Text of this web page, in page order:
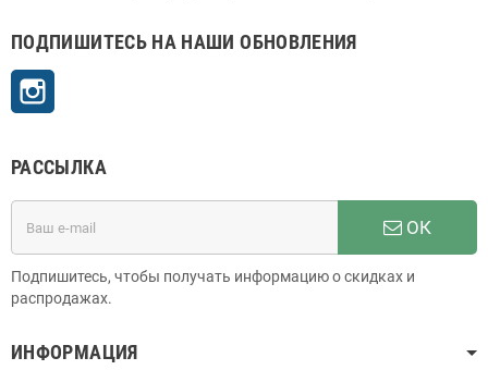
ПОДПИШИТЕСЬ НА НАШИ ОБНОВЛЕНИЯ
РАССЫЛКА
ОК
Подпишитесь, чтобы получать информацию о скидках и
распродажах.
ИНФОРМАЦИЯ